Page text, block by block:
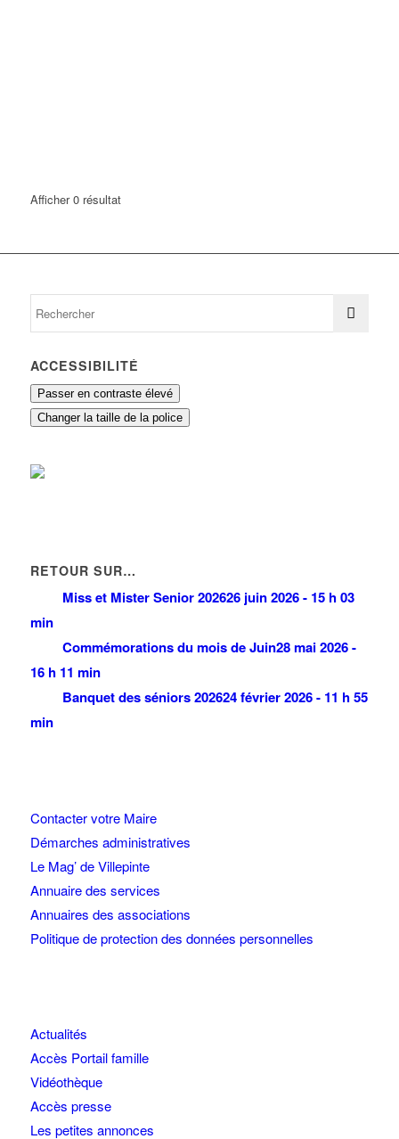
Afficher 0 résultat
ACCESSIBILITÉ
Passer en contraste élevé
Changer la taille de la police
RETOUR SUR…
Miss et Mister Senior 202626 juin 2026 - 15 h 03
min
Commémorations du mois de Juin28 mai 2026 -
16 h 11 min
Banquet des séniors 202624 février 2026 - 11 h 55
min
Contacter votre Maire
Démarches administratives
Le Mag’ de Villepinte
Annuaire des services
Annuaires des associations
Politique de protection des données personnelles
Actualités
Accès Portail famille
Vidéothèque
Accès presse
Les petites annonces